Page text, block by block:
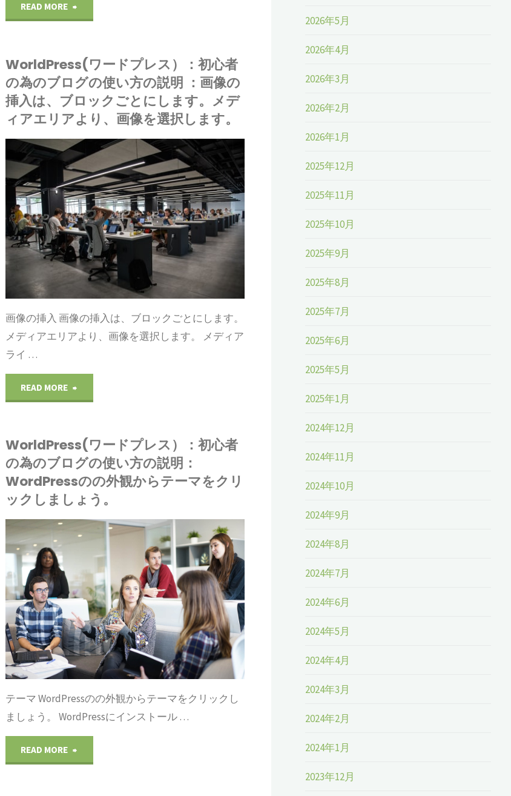
ロ
の
使
方
の
説
明
：
ラ
や
テ
ー
マ
バ
ー
ジ
ョ
ン
ッ
READ MORE
ド
プ
レ
ス）：
初
心
者
の
の
ロ
グ
使
い
方
説
明
：
Cocoon
使
WorldPress(ワードプレス）：初心者
の為のブログの使い方の説明 ：画像の
挿入は、ブロックごとにします。メデ
ィアエリアより、画像を選択します。
画像の挿入 画像の挿入は、ブロックごとにします。
メディアエリアより、画像を選択します。 メディア
ライ …
READ MORE
ド
プ
レ
心
者
の
為
の
WorldPress(ワードプレス）：初心者
の為のブログの使い方の説明：
WordPressのの外観からテーマをクリ
ックしましょう。
テーマ WordPressのの外観からテーマをクリックし
ましょう。 WordPressにインストール …
READ MORE
2026年5月
2026年4月
2026年3月
2026年2月
2026年1月
2025年12月
2025年11月
2025年10月
2025年9月
2025年8月
2025年7月
2025年6月
2025年5月
2025年1月
2024年12月
2024年11月
2024年10月
2024年9月
2024年8月
2024年7月
2024年6月
2024年5月
2024年4月
2024年3月
2024年2月
2024年1月
2023年12月